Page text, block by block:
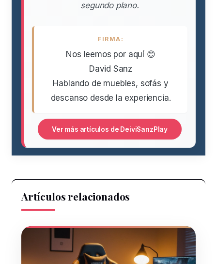
segundo plano.
FIRMA:
Nos leemos por aquí 😊
David Sanz
Hablando de muebles, sofás y
descanso desde la experiencia.
Ver más artículos de DeiviSanzPlay
Artículos relacionados